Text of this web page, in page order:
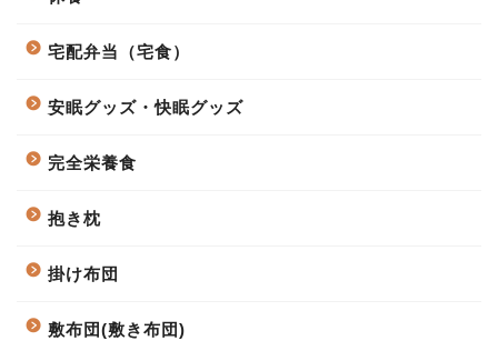
宅配弁当（宅食）
安眠グッズ・快眠グッズ
完全栄養食
抱き枕
掛け布団
敷布団(敷き布団)